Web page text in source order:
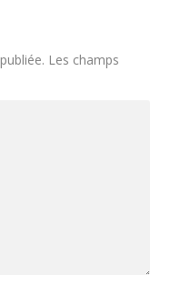
Les champs